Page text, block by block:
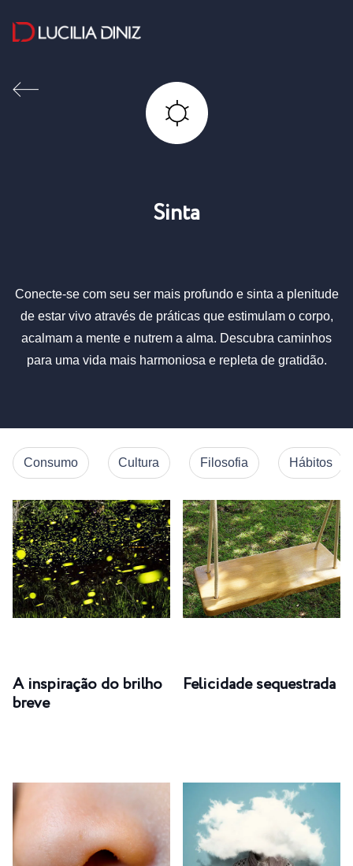
Sinta
Conecte-se com seu ser mais profundo e sinta a plenitude
de estar vivo através de práticas que estimulam o corpo,
acalmam a mente e nutrem a alma. Descubra caminhos
para uma vida mais harmoniosa e repleta de gratidão.
Consumo Cultura Filosofia Hábitos
A inspiração do brilho
breve
Felicidade sequestrada